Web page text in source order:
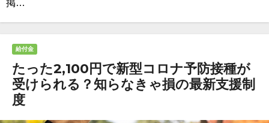
掲…
給付金
たった2,100円で新型コロナ予防接種が
受けられる？知らなきゃ損の最新支援制
度